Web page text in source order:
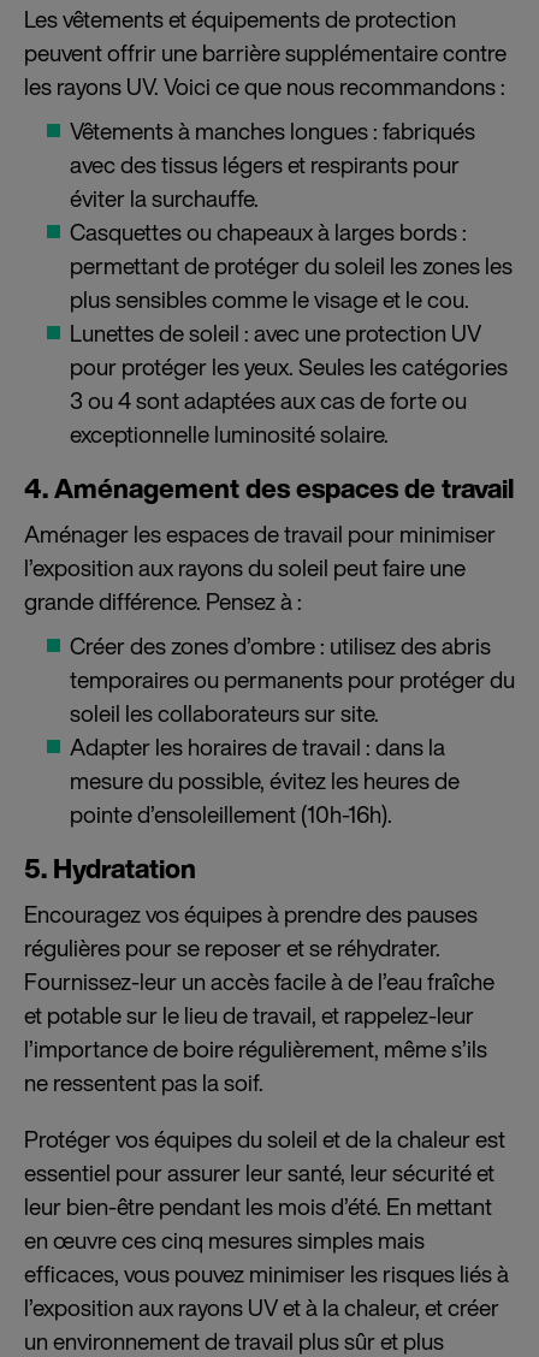
Les vêtements et équipements de protection
peuvent offrir une barrière supplémentaire contre
les rayons UV. Voici ce que nous recommandons :
Vêtements à manches longues : fabriqués
avec des tissus légers et respirants pour
éviter la surchauffe.
Casquettes ou chapeaux à larges bords :
permettant de protéger du soleil les zones les
plus sensibles comme le visage et le cou.
Lunettes de soleil : avec une protection UV
pour protéger les yeux. Seules les catégories
3 ou 4 sont adaptées aux cas de forte ou
exceptionnelle luminosité solaire.
4. Aménagement des espaces de travail
Aménager les espaces de travail pour minimiser
l’exposition aux rayons du soleil peut faire une
grande différence. Pensez à :
Créer des zones d’ombre : utilisez des abris
temporaires ou permanents pour protéger du
soleil les collaborateurs sur site.
Adapter les horaires de travail : dans la
mesure du possible, évitez les heures de
pointe d’ensoleillement (10h-16h).
5. Hydratation
Encouragez vos équipes à prendre des pauses
régulières pour se reposer et se réhydrater.
Fournissez-leur un accès facile à de l’eau fraîche
et potable sur le lieu de travail, et rappelez-leur
l’importance de boire régulièrement, même s’ils
ne ressentent pas la soif.
Protéger vos équipes du soleil et de la chaleur est
essentiel pour assurer leur santé, leur sécurité et
leur bien-être pendant les mois d’été. En mettant
en œuvre ces cinq mesures simples mais
efficaces, vous pouvez minimiser les risques liés à
l’exposition aux rayons UV et à la chaleur, et créer
un environnement de travail plus sûr et plus